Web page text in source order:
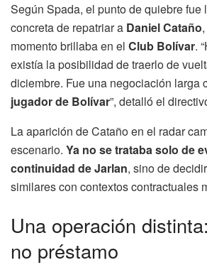
Según Spada, el punto de quiebre fue
concreta de repatriar a Daniel Cataño
momento brillaba en el Club Bolívar.
existía la posibilidad de traerlo de
diciembre. Fue una negociación larga
jugador de Bolívar”, detalló el
La aparición de Cataño en el radar
escenario. Ya no se trataba solo de
continuidad de Jarlan, sino de
similares con contextos contractuales
Una operación
no préstamo